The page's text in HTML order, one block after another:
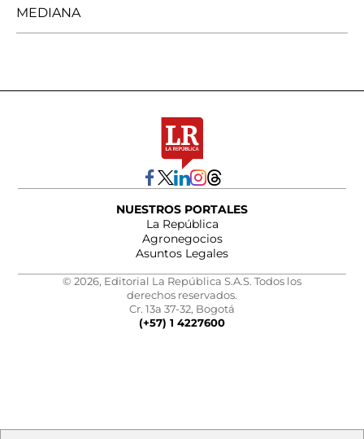
MEDIANA
NUESTROS PORTALES
La República
Agronegocios
Asuntos Legales
© 2026, Editorial La República S.A.S. Todos los
derechos reservados.
Cr. 13a 37-32, Bogotá
(+57) 1 4227600